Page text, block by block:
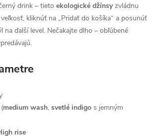
drink – tieto ekologické džínsyzvládnu
kliknúť na „Pridať do košíka“ a posunúť
na ďalší level. Nečakajte dlho – obľúbené
medium wash, svetlé indigo s jemným
rise